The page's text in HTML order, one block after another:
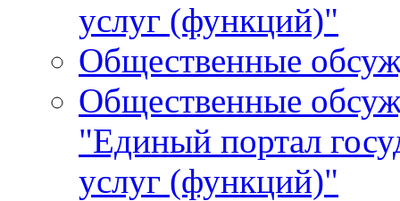
услуг (функций)"
Общественные
Общественные
"Единый портал
услуг (функций)"